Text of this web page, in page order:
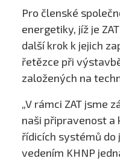
Pro členské
energetiky, jíž je
další krok k jejich
řetězce při
založených na
„V rámci ZAT jsme
naši připravenost a
řídicích systémů do
vedením KHNP